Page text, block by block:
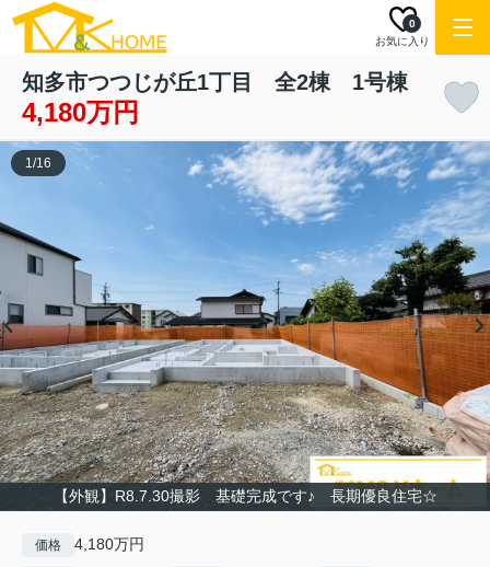
お気に入り
0
知多市つつじが丘1丁目 全2棟 1号棟
4,180万円
【外観】R8.7.30撮影 基礎完成です♪ 長期優良住宅☆
1/16
価格 4,180万円